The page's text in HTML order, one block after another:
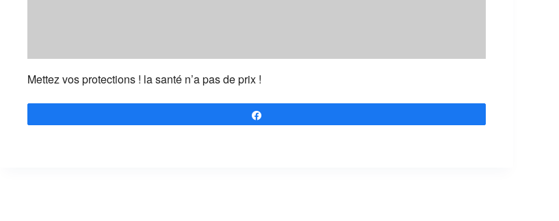
Mettez vos protections ! la santé n’a pas de prix !